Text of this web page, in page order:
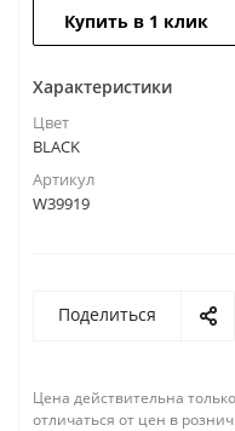
Купить в 1 клик
Характеристики
Цвет
BLACK
Артикул
W39919
Поделиться
Цена действительна
отличаться от цен в